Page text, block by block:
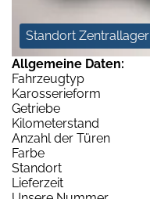
Standort Zentrallager
Allgemeine Daten:
Fahrzeugtyp
Karosserieform
Getriebe
Kilometerstand
Anzahl der Türen
Farbe
Standort
Lieferzeit